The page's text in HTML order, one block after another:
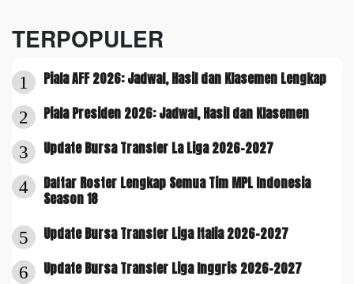
TERPOPULER
1 Piala AFF 2026: Jadwal, Hasil dan Klasemen Lengkap
2 Piala Presiden 2026: Jadwal, Hasil dan Klasemen
3 Update Bursa Transfer La Liga 2026-2027
4
Daftar Roster Lengkap Semua Tim MPL Indonesia
Season 18
5 Update Bursa Transfer Liga Italia 2026-2027
6 Update Bursa Transfer Liga Inggris 2026-2027